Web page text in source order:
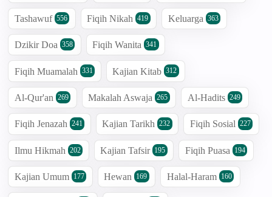
Tashawuf 556 Fiqih Nikah 419 Keluarga 363
Dzikir Doa 358 Fiqih Wanita 341
Fiqih Muamalah 331 Kajian Kitab 312
Al-Qur'an 269 Makalah Aswaja 265 Al-Hadits 249
Fiqih Jenazah 241 Kajian Tarikh 232 Fiqih Sosial 227
Ilmu Hikmah 202 Kajian Tafsir 195 Fiqih Puasa 194
Kajian Umum 177 Hewan 169 Halal-Haram 160